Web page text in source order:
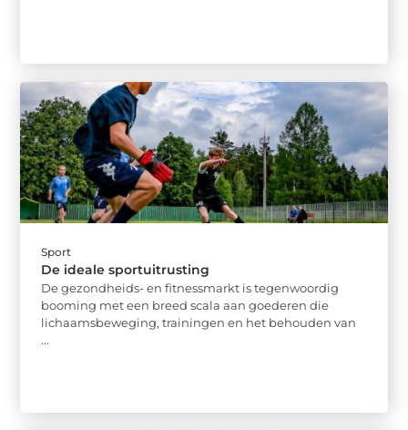
Sport
De ideale sportuitrusting
De gezondheids- en fitnessmarkt is tegenwoordig
booming met een breed scala aan goederen die
lichaamsbeweging, trainingen en het behouden van
...